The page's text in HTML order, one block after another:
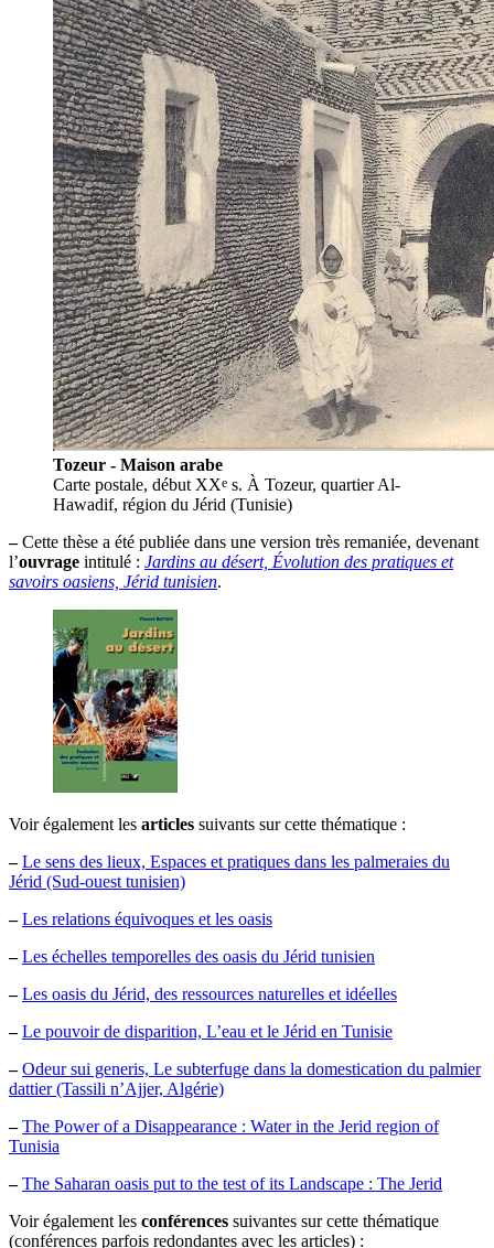
Tozeur - Maison arabe
Carte postale, début XXe s. À Tozeur, quartier Al-
Hawadif, région du Jérid (Tunisie)
–Cette thèse a été publiée dans une version très remaniée, devenant
l’ouvrage intitulé : Jardins au désert, Évolution des pratiques et
savoirs oasiens, Jérid tunisien.
Voir également les articles suivants sur cette thématique :
– Le sens des lieux, Espaces et pratiques dans les palmeraies du
Jérid (Sud-ouest tunisien)
– Les relations équivoques et les oasis
– Les échelles temporelles des oasis du Jérid tunisien
– Les oasis du Jérid, des ressources naturelles et idéelles
– Le pouvoir de disparition, L’eau et le Jérid en Tunisie
– Odeur sui generis, Le subterfuge dans la domestication du palmier
dattier (Tassili n’Ajjer, Algérie)
– The Power of a Disappearance : Water in the Jerid region of
Tunisia
– The Saharan oasis put to the test of its Landscape : The Jerid
Voir également les conférences suivantes sur cette thématique
(conférences parfois redondantes avec les articles) :